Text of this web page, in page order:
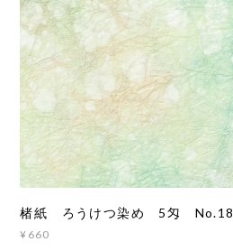
楮紙 ろうけつ染め 5匁 No.18
¥660